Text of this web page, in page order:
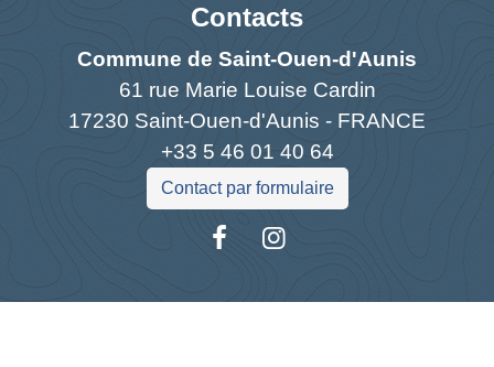
Contacts
Commune de Saint-Ouen-d'Aunis
61 rue Marie Louise Cardin
17230 Saint-Ouen-d'Aunis - FRANCE
+33 5 46 01 40 64
Contact par formulaire